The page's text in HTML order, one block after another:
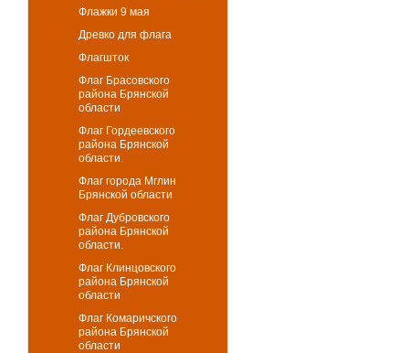
Флажки 9 мая
Древко для флага
Флагшток
Флаг Брасовского
района Брянской
области
Флаг Гордеевского
района Брянской
области.
Флаг города Мглин
Брянской области
Флаг Дубровского
района Брянской
области.
Флаг Клинцовского
района Брянской
области
Флаг Комаричского
района Брянской
области